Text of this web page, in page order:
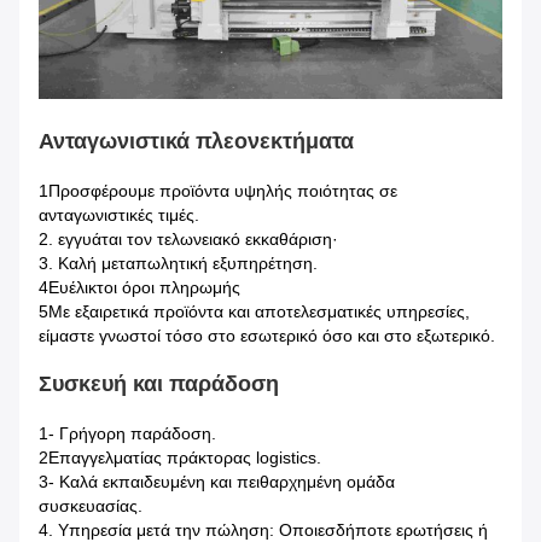
Ανταγωνιστικά πλεονεκτήματα
1Προσφέρουμε προϊόντα υψηλής ποιότητας σε
ανταγωνιστικές τιμές.
2. εγγυάται τον τελωνειακό εκκαθάριση·
3. Καλή μεταπωλητική εξυπηρέτηση.
4Ευέλικτοι όροι πληρωμής
5Με εξαιρετικά προϊόντα και αποτελεσματικές υπηρεσίες,
είμαστε γνωστοί τόσο στο εσωτερικό όσο και στο εξωτερικό.
Συσκευή και παράδοση
1- Γρήγορη παράδοση.
2Επαγγελματίας πράκτορας logistics.
3- Καλά εκπαιδευμένη και πειθαρχημένη ομάδα
συσκευασίας.
4. Υπηρεσία μετά την πώληση: Οποιεσδήποτε ερωτήσεις ή